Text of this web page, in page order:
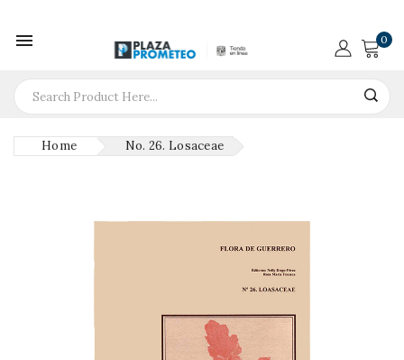
 0
Home No. 26. Losaceae